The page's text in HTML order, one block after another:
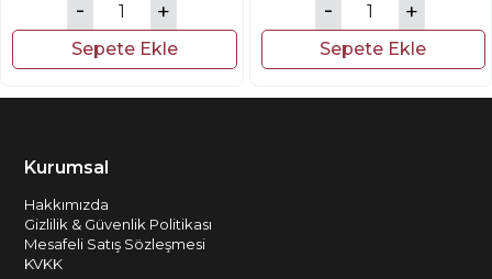
Sepete Ekle Sepete Ekle
Kurumsal
Hakkımızda
Gizlilik & Güvenlik Politikası
Mesafeli Satış Sözleşmesi
KVKK